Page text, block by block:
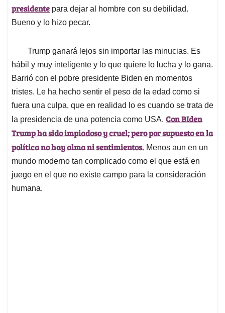
presidente para dejar al hombre con su debilidad.
Bueno y lo hizo pecar.
Trump ganará lejos sin importar las minucias. Es
hábil y muy inteligente y lo que quiere lo lucha y lo gana.
Barrió con el pobre presidente Biden en momentos
tristes. Le ha hecho sentir el peso de la edad como si
fuera una culpa, que en realidad lo es cuando se trata de
la presidencia de una potencia como USA. Con BIden
Trump ha sido impiadoso y cruel; pero por supuesto en la
política no hay alma ni sentimientos. Menos aun en un
mundo moderno tan complicado como el que está en
juego en el que no existe campo para la consideración
humana.